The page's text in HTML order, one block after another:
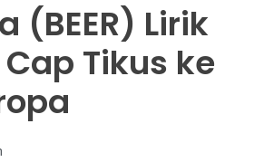
(BEER) Lirik
Tikus ke